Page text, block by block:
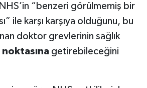
“benzeri görülmemiş bir
ile karşı karşıya olduğunu, bu
doktor grevlerinin sağlık
getirebileceğini